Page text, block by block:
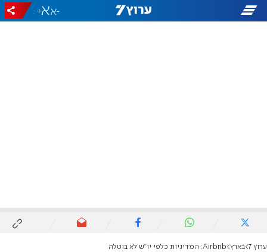
-
+
ערוץ 7 בארץ Airbnb: המדיניות כלפי יו"ש לא בוטלה